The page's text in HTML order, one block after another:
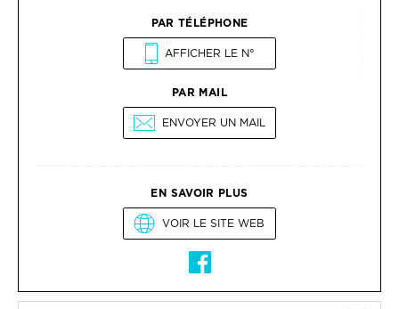
PAR TÉLÉPHONE
AFFICHER LE N°
PAR MAIL
ENVOYER UN MAIL
EN SAVOIR PLUS
VOIR LE SITE WEB